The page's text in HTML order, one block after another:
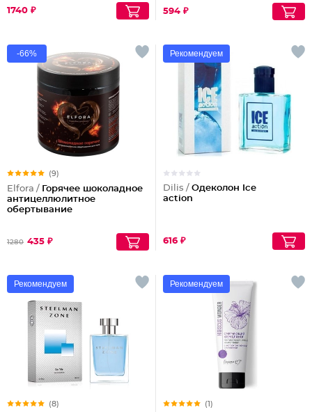
1740 ₽ 594 ₽
-66%
(9)
Elfora / Горячее шоколадное
антицеллюлитное
обертывание
1280 435 ₽
Рекомендуем
Dilis / Одеколон Ice
action
616 ₽
Рекомендуем
(8)
Рекомендуем
(1)